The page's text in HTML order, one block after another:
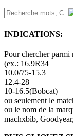
INDICATIONS:
Pour chercher parmi
(ex.: 16.9R34
10.0/75-15.3
12.4-28
10-16.5(Bobcat)
ou seulement le
ou le nom de la
machxbib,